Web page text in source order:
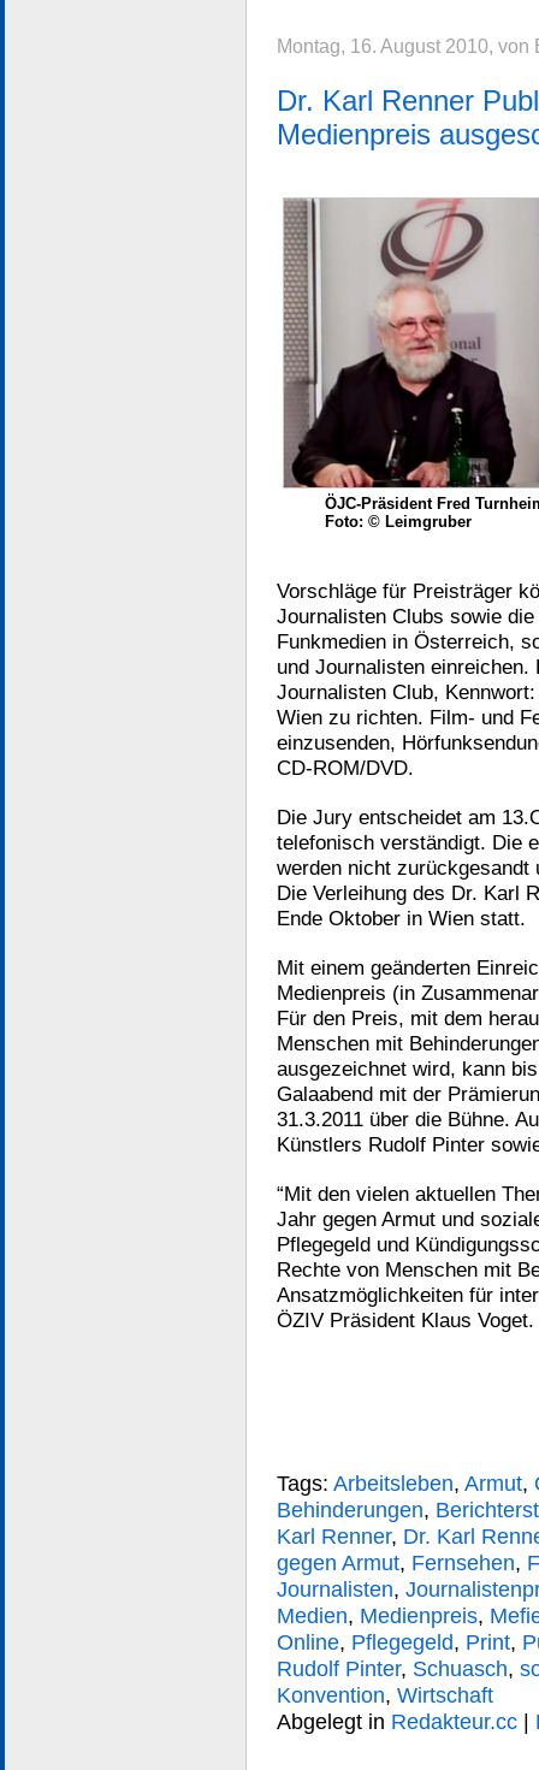
Montag, 16. August 2010, von
Dr. Karl Renner
Medienpreis
ÖJC-Präsident Fred
Foto: © Leimgruber
Vorschläge für Preisträger
Journalisten Clubs sowie
Funkmedien in Österreich,
und Journalisten
Journalisten Club,
Wien zu richten. Film- und
einzusenden,
CD-ROM/DVD.
Die Jury entscheidet am
telefonisch verständigt. Die
werden nicht zurückgesandt
Die Verleihung des Dr. Karl
Ende Oktober in Wien statt.
Mit einem geänderten
Medienpreis (in
Für den Preis, mit dem
Menschen mit
ausgezeichnet wird, kann
Galaabend mit der
31.3.2011 über die Bühne.
Künstlers Rudolf Pinter
“Mit den vielen aktuellen
Jahr gegen Armut und
Pflegegeld und
Rechte von Menschen mit
Ansatzmöglichkeiten für
ÖZIV Präsident Klaus Voget.
Tags: Arbeitsleben, Armut,
Behinderungen,
Karl Renner, Dr. Karl
gegen Armut, Fernsehen,
Journalisten,
Medien, Medienpreis,
Online, Pflegegeld, Print,
Rudolf Pinter, Schuasch,
Konvention, Wirtschaft
Abgelegt in Redakteur.cc |